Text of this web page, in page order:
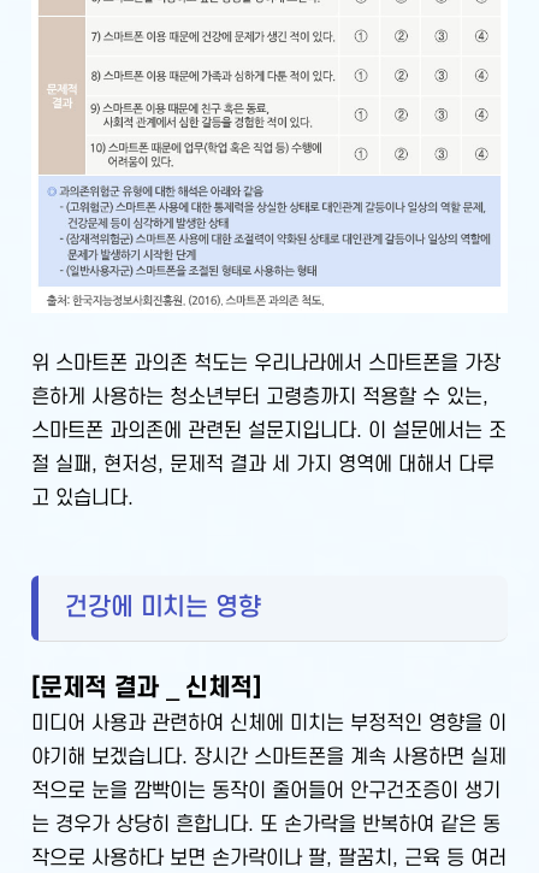
위 스마트폰 과의존 척도는 우리나라에서 스마트폰을 가장
흔하게 사용하는 청소년부터 고령층까지 적용할 수 있는,
스마트폰 과의존에 관련된 설문지입니다. 이 설문에서는 조
절 실패, 현저성, 문제적 결과 세 가지 영역에 대해서 다루
고 있습니다.
건강에 미치는 영향
[문제적 결과 _ 신체적]
미디어 사용과 관련하여 신체에 미치는 부정적인 영향을 이
야기해 보겠습니다. 장시간 스마트폰을 계속 사용하면 실제
적으로 눈을 깜빡이는 동작이 줄어들어 안구건조증이 생기
는 경우가 상당히 흔합니다. 또 손가락을 반복하여 같은 동
작으로 사용하다 보면 손가락이나 팔, 팔꿈치, 근육 등 여러